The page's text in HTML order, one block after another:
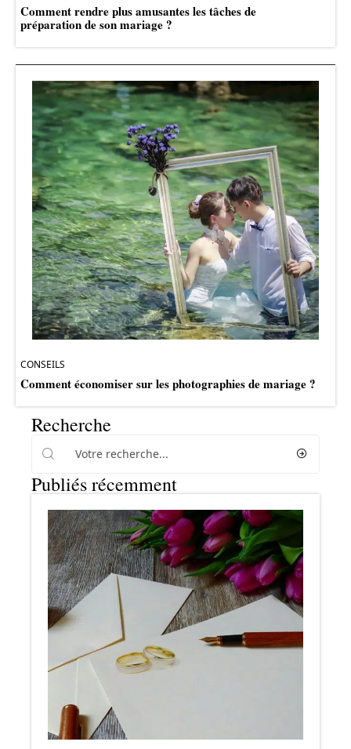
Comment rendre plus amusantes les tâches de
préparation de son mariage ?
CONSEILS
Comment économiser sur les photographies de mariage ?
Recherche
Publiés récemment